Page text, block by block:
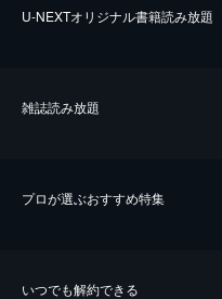
U-NEXTオリジナル書籍読み放題
雑誌読み放題
プロが選ぶおすすめ特集
いつでも解約できる